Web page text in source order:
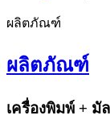
ผลิตภัณฑ์
ผลิตภัณฑ์
เครื่องพิมพ์ + มั